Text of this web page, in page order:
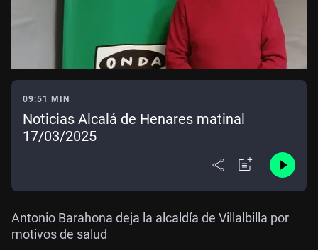
09:51 MIN
Noticias Alcalá de Henares matinal
17/03/2025
Antonio Barahona deja la alcaldía de Villalbilla por
motivos de salud